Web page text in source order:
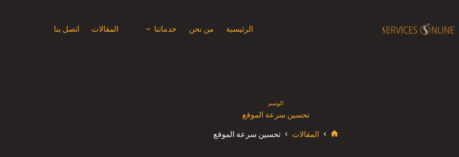
الرئيسية من نحن خدماتنا المقالات اتصل بنا
الوسم
تحسين سرعة الموقع
المقالات تحسين سرعة الموقع